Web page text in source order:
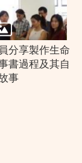
分享製作生命
書過程及其自
事